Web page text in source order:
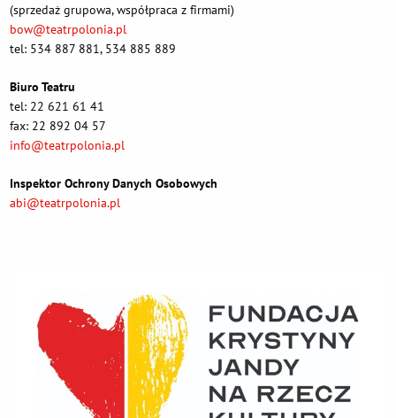
(sprzedaż grupowa, współpraca z firmami)
bow@teatrpolonia.pl
tel: 534 887 881, 534 885 889
Biuro Teatru
tel: 22 621 61 41
fax: 22 892 04 57
info@teatrpolonia.pl
Inspektor Ochrony Danych Osobowych
abi@teatrpolonia.pl